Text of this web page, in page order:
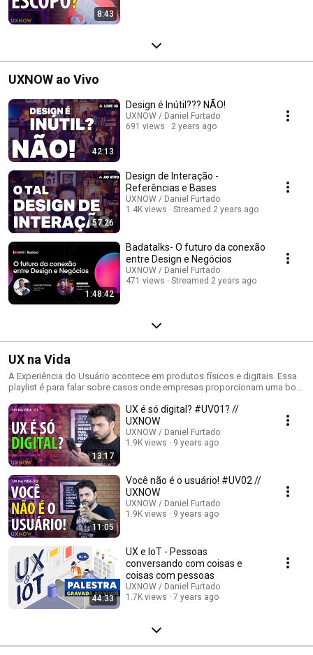
8:43
UXNOW ao Vivo
42:13
Design é Inútil??? NÃO!
UXNOW / Daniel Furtado
691 views
2 years ago
57:26
Design de Interação -
Referências e Bases
UXNOW / Daniel Furtado
1.4K views
Streamed 2 years ago
1:48:42
Badatalks- O futuro da conexão
entre Design e Negócios
UXNOW / Daniel Furtado
471 views
Streamed 2 years ago
UX na Vida
A Experiência do Usuário acontece em produtos físicos e digitais. Essa
playlist é para falar sobre casos onde empresas proporcionam uma boa
13:17
UX é só digital? #UV01? //
UXNOW
UXNOW / Daniel Furtado
1.9K views
9 years ago
11:05
Você não é o usuário! #UV02 //
UXNOW
UXNOW / Daniel Furtado
1.9K views
9 years ago
44:33
UX e IoT - Pessoas
conversando com coisas e
coisas com pessoas
UXNOW / Daniel Furtado
1.7K views
7 years ago